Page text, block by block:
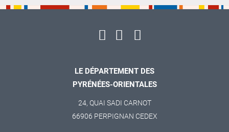
LE DÉPARTEMENT DES
PYRÉNÉES-ORIENTALES
24, QUAI SADI CARNOT
66906 PERPIGNAN CEDEX